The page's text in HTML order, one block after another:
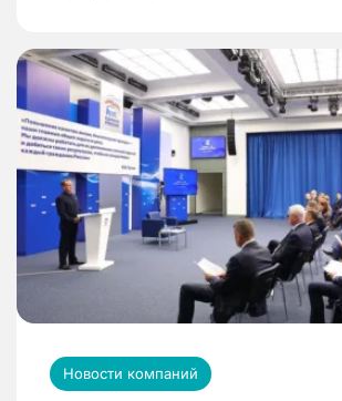
Новости компаний